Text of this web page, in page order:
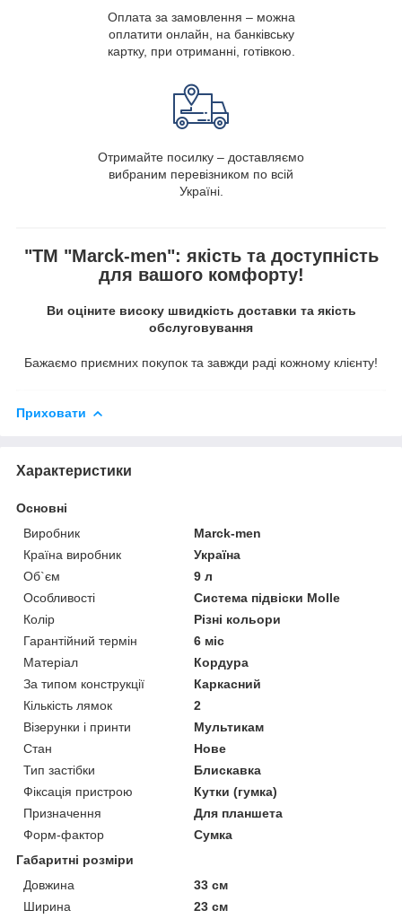
Оплата за замовлення – можна
оплатити онлайн, на банківську
картку, при отриманні, готівкою.
Отримайте посилку – доставляємо
вибраним перевізником по всій
Україні.
"ТМ "Marck-men": якість та доступність
для вашого комфорту!
Ви оціните високу швидкість доставки та якість
обслуговування
Бажаємо приємних покупок та завжди раді кожному клієнту!
Приховати
Характеристики
Основні
Виробник
Marck-men
Країна виробник
Україна
Об`єм
9 л
Особливості
Система підвіски Molle
Колір
Різні кольори
Гарантійний термін
6 міс
Матеріал
Кордура
За типом конструкції
Каркасний
Кількість лямок
2
Візерунки і принти
Мультикам
Стан
Нове
Тип застібки
Блискавка
Фіксація пристрою
Кутки (гумка)
Призначення
Для планшета
Форм-фактор
Сумка
Габаритні розміри
Довжина
33 см
Ширина
23 см